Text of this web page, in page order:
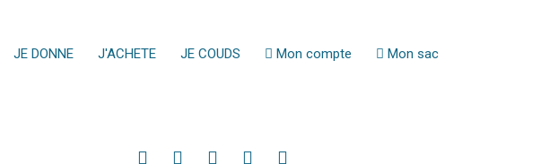
JE DONNE J'ACHETE JE COUDS Mon compte Mon sac